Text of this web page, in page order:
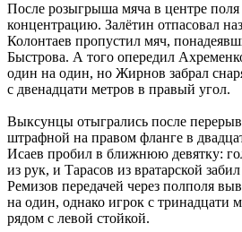
После розыгрыша мяча в центре
концентрацию. Залётин отпасовал
Колонтаев пропустил мяч,
Быстрова. А того опередил
один на один, но Жирнов забрал
с двенадцати метров в правый угол.
Выксунцы отыгрались после
штрафной на правом фланге в
Исаев пробил в ближнюю девятку:
из рук, и Тарасов из вратарской
Ремизов передачей через полполя
на один, однако игрок с тринадцати
рядом с левой стойкой.